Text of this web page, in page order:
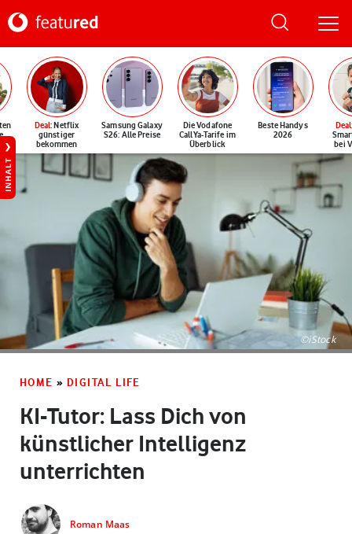
Deal: Netflix
günstiger
bekommen
Samsung Galaxy
S26: Alle Preise
Die Vodafone
CallYa-Tarife im
Überblick
Beste Handys
2026
Deal
bei
INHALT
©iStock
HOME » DIGITAL LIFE
KI-Tutor: Lass Dich von
künstlicher Intelligenz
unterrichten
Roman Maas